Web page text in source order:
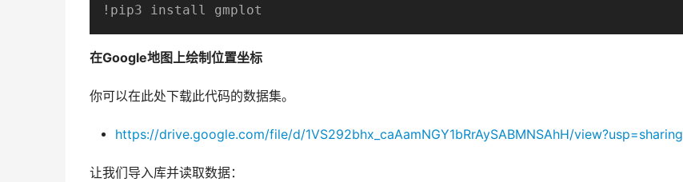
!pip3 install gmplot
在Google地图上绘制位置坐标
你可以在此处下载此代码的数据集。
https://drive.google.com/file/d/1VS292bhx_caAamNGY1bRrAySABMNSAhH/view?usp=sharing
让我们导入库并读取数据：